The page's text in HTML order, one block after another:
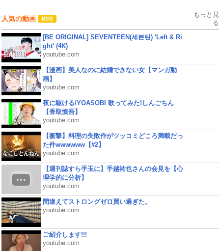
人気の動画
もっと見
る
[BE ORIGINAL] SEVENTEEN(세븐틴) 'Left & Ri
ght' (4K)
youtube.com
【漫画】美人なのに結婚できない女【マンガ動
画】
youtube.com
夜に駆ける/YOASOBI 歌ってみた!しんごちん
【香取慎吾】
youtube.com
【衝撃】料理の失敗作がツッコミどころ満載だっ
た件wwwwww【#2】
youtube.com
【週刊誌すら手玉に】手越祐也さんの会見を【心
理学的に分析】
youtube.com
間違えてストロングゼロ買い過ぎた。
youtube.com
ご紹介します!!!
youtube.com